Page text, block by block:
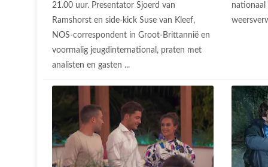
21.00 uur. Presentator Sjoerd van
Ramshorst en side-kick Suse van Kleef,
NOS-correspondent in Groot-Brittannië en
voormalig jeugdinternational, praten met
analisten en gasten ...
nationaal